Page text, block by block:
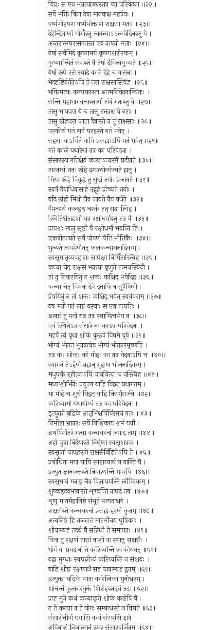
विप्रः स एव भक्त्याढ्यस्तत्र का परिवेदना ॥२२॥
सर्वे भक्तिं विना देवा मानवाश्च महर्षयः ।
वर्ष्ममोहपरा वर्ष्मभोक्तारो राक्षसा मताः ॥२३॥
देहेन्द्रियाणां भोगाँस्तु त्यक्त्वाऽऽत्मवेदिनस्तु ये ।
अन्तरात्मपरासक्तास्त एव ऋषयो मताः ॥२४॥
येषां सर्वमिदं कृष्णमयं कृष्णशरीरकम् ।
कृष्णान्वितं समस्तं वै तेषां दैवित्वमुच्यते ॥२५॥
येषां रूपे रसे स्वादे कामे देहे च वासना ।
भेददृष्टिर्वर्ततेऽपि ते नरा राक्षसास्त्विह ॥२६॥
भक्तिमत्यः कन्यकास्ता आत्मनिवेदनान्विताः ।
सन्ति महाभागवत्यस्तासां संगं गतास्तु ये ॥२७॥
तासु भावपरा ये च तासु रक्ताश्च ये नराः ।
तासु स्नेहपरा जाता दैवास्ते न तु राक्षसाः ॥२८॥
परकीयं धनं सर्वं परहस्ते गतं भवेत् ।
सहसा वाऽर्पितं वापि प्रसह्याऽपि गतं भवेत् ॥२९॥
गतं काले यथारेखं तत्र का परिवेदना ।
संसारस्य गतिश्चेयं कन्याऽन्यस्मै प्रदीयते ॥३०॥
तारतम्यं ततः स्नेहे दम्पत्योर्व्यज्यते ह्यनु ।
मिथः स्नेहे विवृद्धे तु सुखं तयोः प्रजायते ॥३१॥
स्वर्गं दैवाधिवासार्हं तद्गृहं प्रोच्यते तयोः ।
यदि स्नेहो मिथो नैव जायते नैव वर्धते ॥३२॥
वैमनस्यं कलहश्च नरकं तत् सदा त्विह ।
स्थितिश्चैतादृशी यत्र रक्षोधर्मास्तु तत्र वै ॥३३॥
प्रायशः खलु सृष्टौ वै रक्षोधर्मा भवन्ति हि ।
एकत्रोत्पद्यते सर्वं पोषणं चैति भौतिकैः ॥३४॥
भुज्यते त्वपरेणैतत् फलकन्याधनादिकम् ।
स्वसृमातृव्यवहाराः सापेक्षा निर्मितास्त्विह ॥३५॥
कन्या चेद् राक्षसं भक्त्या वृणुते तन्मनस्विनी ।
तां तु निवारयितुं न शक्तः कश्चिद् भवेदिह ॥३६॥
कन्या चेत् विमना देवे दत्तापि न सुरैषिणी ।
प्रेषयितुं न तां शक्तः कश्चिद् भवेत् स्वयंवराम् ॥३७॥
यत्र मनो गतं लग्नं यस्याः स एव तत्पतिः ।
अलग्नं तु मनो यत्र तत्र स्वामित्वमेव न ॥३८॥
एवं स्थितेऽत्र संसारे नः काऽत्र परिवेदना ।
महर्षे त्वं वृथा शोकं कुरुषे विषमे वृषे ॥३९॥
भोग्यं भोक्ता भुनक्त्येव भोग्यं भोक्तारमृच्छति ।
तत्र कः शोकः को मोहः का तत्र वेदनाऽपि च ॥४०॥
स्वागतं तेऽर्हणं ब्रह्मन् गृहाण भोजनादिकम् ।
मधुपर्कं गृहीत्वाऽपि पावयित्वा च नस्त्विह ॥४१॥
मध्वाशीर्भिर्नः प्रयुज्य याहि विद्वन् यथागतम् ।
मा मोहं च शुचं विद्वन् याहि निसर्गसर्जने ॥४२॥
करिष्यामो यथायोग्यं तत्र का परिवेदना ।
इत्युक्तो बद्रिके भ्रातृभिश्चर्षिर्विस्मयं गतः ॥४३॥
निर्मोहा भ्रातरः सर्वे निश्चिकाय शमं ययौ ।
अथर्षिर्मातरं गत्वा कन्यकानां जगाद ताम् ॥४४॥
अहो पुत्रा निर्दयास्ते निर्घृणा स्वसृशत्रवः ।
स्वसॄणां चापहरणे राक्षसैर्विहितेऽपि ते ॥४५॥
प्रबोधिता मया चापि साहाय्यार्थं न यान्ति वै ।
प्रत्युत ज्ञानवन्तस्ते निवारयन्ति मामपि ॥४६॥
स्वसृभावं मनाङ् नैव विज्ञापयन्ति लौकिकम् ।
शुष्कहृदयभावास्ते शृण्वन्ति नापदं तव ॥४७॥
शृणु मातर्महानिष्टं संभूतं मत्पदाश्रये ।
राक्षसैस्ते कन्यकानां प्रसह्य हरणं कृतम् ॥४८॥
अत्यनिष्टं हि तज्जातं मातर्मोचय पुत्रिकाः ।
शोचाम्यहं तदर्थं वै सन्निधौ ते समागतः ॥४९॥
विना तु रक्षणं तासां नाशो वा स्यात्तु राक्षसैः ।
भोगं वा प्रमदानां ते करिष्यन्ति स्वकीयवत् ॥५०॥
यद्वा मुग्धाः स्वपत्नीत्वं करिष्यन्ति न संशयः ।
याहि शीघ्रं रक्षणार्थं सह चायाम्यहं द्रुतम् ॥५१॥
इत्युक्ता बद्रिके माता कारेलिका मुनीश्वरम् ।
शोचन्तं फुत्कारयुक्तं शिरोहस्तद्वयं तदा ॥५२॥
प्राह मुने कथं कन्याकृते शोकं करोषि वै ।
न ते कन्या न ते योगः सम्बन्धस्ते न विद्यते ॥५३॥
संसारोत्तीर्ण एवासि कथं संसरसि क्षये ।
अविनाशं निजात्मानं स्मर संसारवर्जितम् ॥५४॥